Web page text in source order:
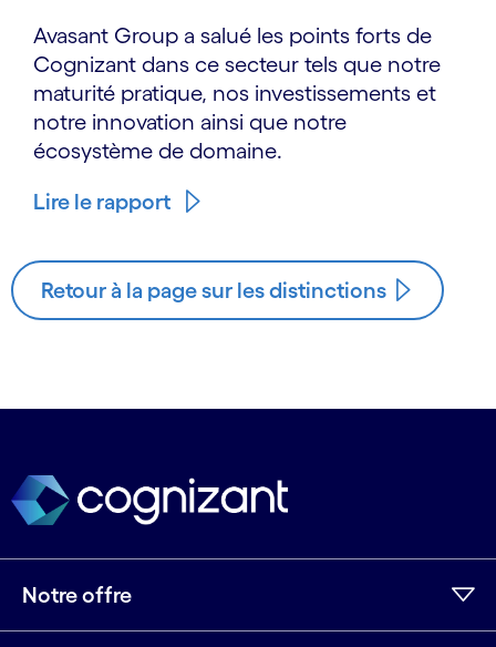
Avasant Group a salué les points forts de
Cognizant dans ce secteur tels que notre
maturité pratique, nos investissements et
notre innovation ainsi que notre
écosystème de domaine.
Lire le rapport
Retour à la page sur les distinctions
Notre offre